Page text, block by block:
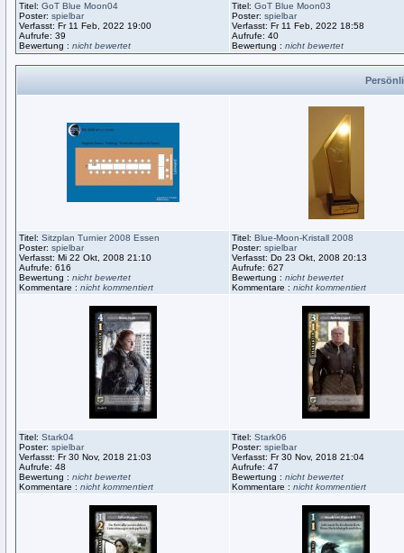
Titel: GoT Blue Moon04
Poster: spielbar
Verfasst: Fr 11 Feb, 2022 19:00
Aufrufe: 39
Bewertung : nicht bewertet
Titel: GoT Blue Moon03
Poster: spielbar
Verfasst: Fr 11 Feb, 2022 18:58
Aufrufe: 40
Bewertung : nicht bewertet
Titel: Sitzplan Turnier 2008 Essen
Poster: spielbar
Verfasst: Mi 22 Okt, 2008 21:10
Aufrufe: 616
Bewertung : nicht bewertet
Kommentare : nicht kommentiert
Titel: Blue-Moon-Kristall 2008
Poster: spielbar
Verfasst: Do 23 Okt, 2008 20:13
Aufrufe: 627
Bewertung : nicht bewertet
Kommentare : nicht kommentiert
Titel: Stark04
Poster: spielbar
Verfasst: Fr 30 Nov, 2018 21:03
Aufrufe: 48
Bewertung : nicht bewertet
Kommentare : nicht kommentiert
Titel: Stark06
Poster: spielbar
Verfasst: Fr 30 Nov, 2018 21:04
Aufrufe: 47
Bewertung : nicht bewertet
Kommentare : nicht kommentiert